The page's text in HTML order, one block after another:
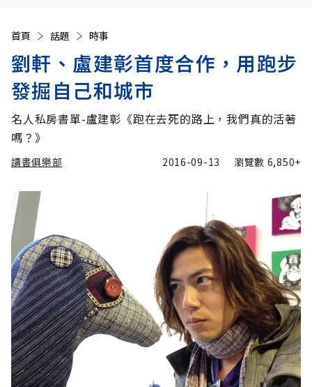
首頁 話題 時事
劉軒、盧建彰首度合作，用跑步
發掘自己和城市
名人私房書單-盧建彰《跑在去死的路上，我們真的活著
嗎？》
讀書俱樂部 2016-09-13 瀏覽數 6,850+